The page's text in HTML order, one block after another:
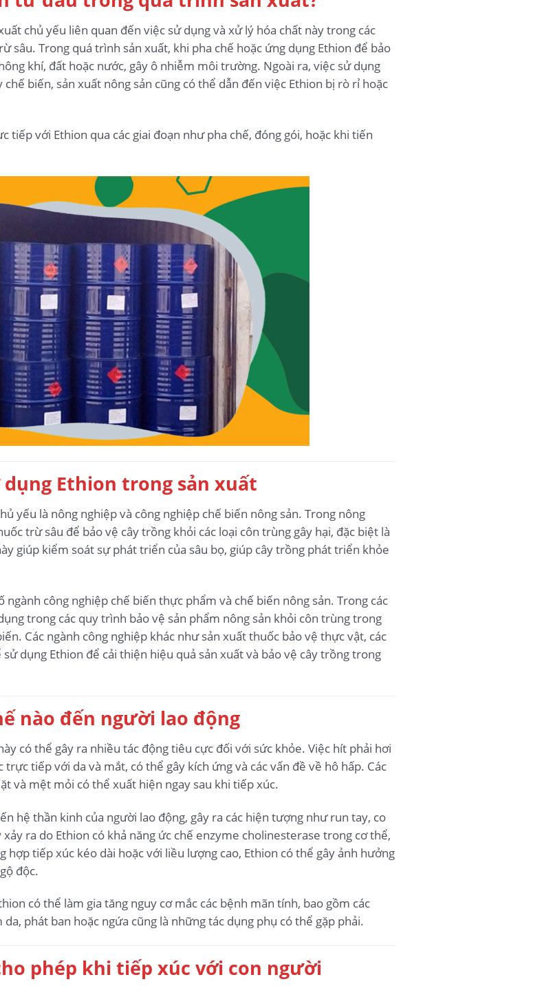
chủ yếu liên quan đến việc sử dụng và xử lý hóa chất này trong các
sâu. Trong quá trình sản xuất, khi pha chế hoặc ứng dụng Ethion để bảo
khí, đất hoặc nước, gây ô nhiễm môi trường. Ngoài ra, việc sử dụng
biến, sản xuất nông sản cũng có thể dẫn đến việc Ethion bị rò rỉ hoặc
tiếp với Ethion qua các giai đoạn như pha chế, đóng gói, hoặc khi tiến
Ethion trong sản xuất
yếu là nông nghiệp và công nghiệp chế biến nông sản. Trong nông
trừ sâu để bảo vệ cây trồng khỏi các loại côn trùng gây hại, đặc biệt là
giúp kiểm soát sự phát triển của sâu bọ, giúp cây trồng phát triển khỏe
công nghiệp chế biến thực phẩm và chế biến nông sản. Trong các
trong các quy trình bảo vệ sản phẩm nông sản khỏi côn trùng trong
Các ngành công nghiệp khác như sản xuất thuốc bảo vệ thực vật, các
dụng Ethion để cải thiện hiệu quả sản xuất và bảo vệ cây trồng trong
nào đến người lao động
có thể gây ra nhiều tác động tiêu cực đối với sức khỏe. Việc hít phải hơi
tiếp với da và mắt, có thể gây kích ứng và các vấn đề về hô hấp. Các
và mệt mỏi có thể xuất hiện ngay sau khi tiếp xúc.
hệ thần kinh của người lao động, gây ra các hiện tượng như run tay, co
ra do Ethion có khả năng ức chế enzyme cholinesterase trong cơ thể,
tiếp xúc kéo dài hoặc với liều lượng cao, Ethion có thể gây ảnh hưởng
độc.
có thể làm gia tăng nguy cơ mắc các bệnh mãn tính, bao gồm các
phát ban hoặc ngứa cũng là những tác dụng phụ có thể gặp phải.
phép khi tiếp xúc với con người